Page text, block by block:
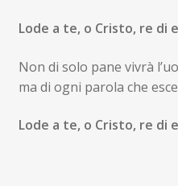
Lode a te, o Cristo, re di
Non di solo pane vivrà
ma di ogni parola che
Lode a te, o Cristo, re di